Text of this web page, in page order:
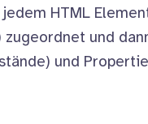
HTML
zugeordnet und
und